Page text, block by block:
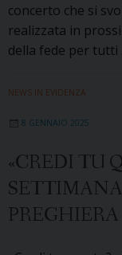
concerto che si
realizzata in
della fede per tutti
NEWS IN EVIDENZA
8 GENNAIO 2025
«CREDI TU
PREGHIERA